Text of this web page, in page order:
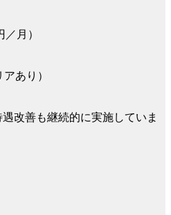
月）
あり）
改善も継続的に実施していま